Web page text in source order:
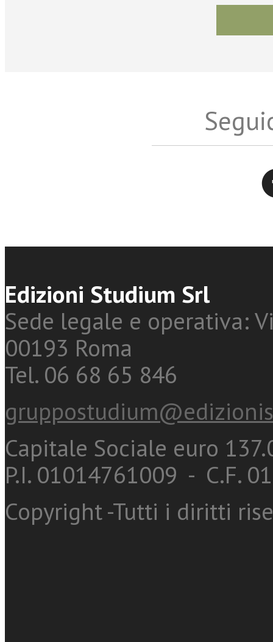
Edizioni Studium Srl
Sede legale e operativa:
00193 Roma
Tel. 06 68 65 846
Capitale Sociale euro
P.I. 01014761009 - C.F.
Copyright -Tutti i diritti